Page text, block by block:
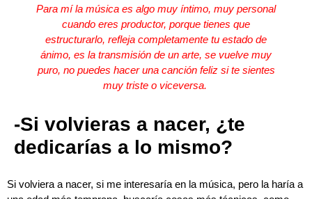
Para mí la música es algo muy íntimo, muy personal
cuando eres productor, porque tienes que
estructurarlo, refleja completamente tu estado de
ánimo, es la transmisión de un arte, se vuelve muy
puro, no puedes hacer una canción feliz si te sientes
muy triste o viceversa.
-Si volvieras a nacer, ¿te
dedicarías a lo mismo?
Si volviera a nacer, si me interesaría en la música, pero la haría a